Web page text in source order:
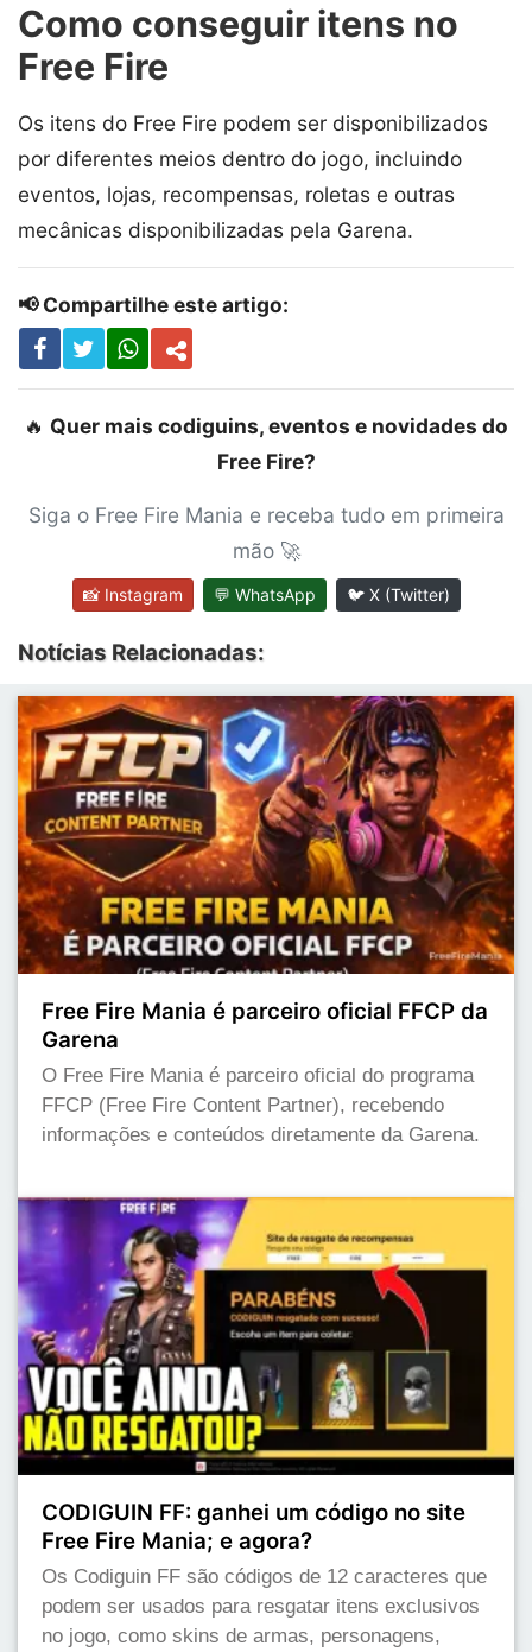
Como conseguir itens no
Free Fire
Os itens do Free Fire podem ser disponibilizados
por diferentes meios dentro do jogo, incluindo
eventos, lojas, recompensas, roletas e outras
mecânicas disponibilizadas pela Garena.
📢 Compartilhe este artigo:
🔥 Quer mais codiguins, eventos e novidades do
Free Fire?
Siga o Free Fire Mania e receba tudo em primeira
mão 🚀
📸 Instagram 💬 WhatsApp 🐦 X (Twitter)
Notícias Relacionadas:
Free Fire Mania é parceiro oficial FFCP da
Garena
O Free Fire Mania é parceiro oficial do programa
FFCP (Free Fire Content Partner), recebendo
informações e conteúdos diretamente da Garena.
CODIGUIN FF: ganhei um código no site
Free Fire Mania; e agora?
Os Codiguin FF são códigos de 12 caracteres que
podem ser usados para resgatar itens exclusivos
no jogo, como skins de armas, personagens,